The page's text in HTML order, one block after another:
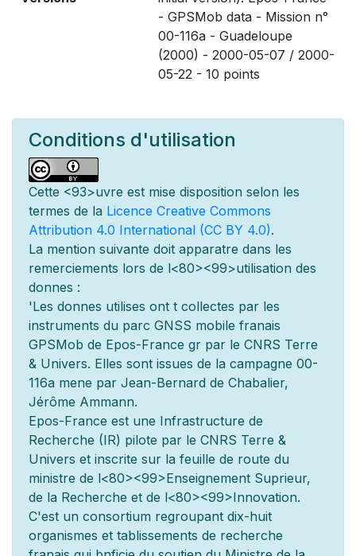
- GPSMob data - Mission n°
00-116a - Guadeloupe
(2000) - 2000-05-07 / 2000-
05-22 - 10 points
Conditions d'utilisation
Cette <93>uvre est mise disposition selon les
termes de la Licence Creative Commons
Attribution 4.0 International (CC BY 4.0).
La mention suivante doit apparatre dans les
remerciements lors de l<80><99>utilisation des
donnes :
'Les donnes utilises ont t collectes par les
instruments du parc GNSS mobile franais
GPSMob de Epos-France gr par le CNRS Terre
& Univers. Elles sont issues de la campagne 00-
116a mene par Jean-Bernard de Chabalier,
Jérôme Ammann.
Epos-France est une Infrastructure de
Recherche (IR) pilote par le CNRS Terre &
Univers et inscrite sur la feuille de route du
ministre de l<80><99>Enseignement Suprieur,
de la Recherche et de l<80><99>Innovation.
C'est un consortium regroupant dix-huit
organismes et tablissements de recherche